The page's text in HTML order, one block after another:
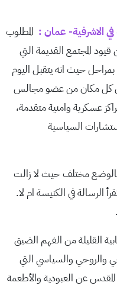
الاشرفية- عمان : المطلوب
المجتمع القديمة التي
حيث انه يتقبل اليوم
في كل مكان من عضو مجالس
عسكرية وامنية متقدمة،
السياسية
فالوضع مختلف حيث لا زالت
الرسالة في الكنيسة ام لا.
القليلة من الفهم الضيق
والروحي والسياسي التي
عن العبودية والأطعمة